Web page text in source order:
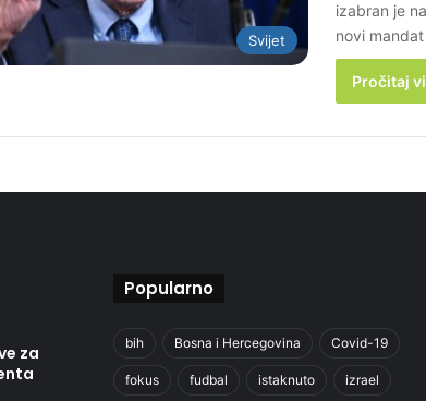
Svijet
izabran je
novi
Pročitaj
za
Popularno
bih Bosna i Hercegovina Covid-19
fokus fudbal istaknuto izrael